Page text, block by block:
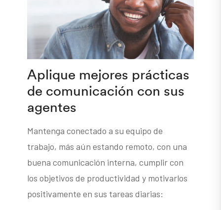
Aplique mejores prácticas
de comunicación con sus
agentes
Mantenga conectado a su equipo de
trabajo, más aún estando remoto, con una
buena comunicación interna, cumplir con
los objetivos de productividad y motivarlos
positivamente en sus tareas diarias: